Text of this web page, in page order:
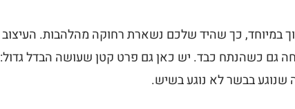
פלדת אל-חלד באורך 29.5 ס"מ, ארוך במיוחד, כך שהיד שלכם נשארת רחוקה מהלהבות. העיצוב
גם כשהנתח כבד. יש כאן גם פרט קטן שעושה הבדל גדול:
בבשר לא נוגע בשיש.